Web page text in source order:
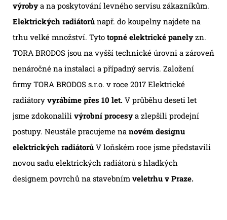
výrobya na poskytování levného servisu zákazníkům.
Elektrických radiátorů např. do koupelny najdete na
trhu velké množství. Tyto topné elektrické panelyzn.
TORA BRODOS jsou na vyšší technické úrovni a zároveň
nenáročné na instalaci a případný servis. Založení
firmy TORA BRODOS s.r.o. v roce 2017 Elektrické
radiátory vyrábíme přes 10 let. V průběhu deseti let
jsme zdokonalili výrobní procesya zlepšili prodejní
postupy. Neustále pracujeme na novém designu
elektrických radiátorů V loňském roce jsme představili
novou sadu elektrických radiátorů s hladkých
designem povrchů na stavebním veletrhu v Praze.